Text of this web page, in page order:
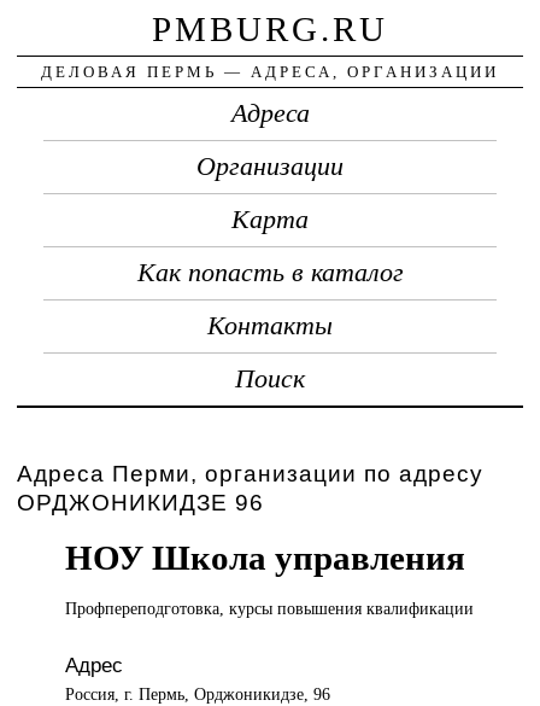
PMBURG.RU
ДЕЛОВАЯ ПЕРМЬ — АДРЕСА, ОРГАНИЗАЦИИ
Адреса
Организации
Карта
Как попасть в каталог
Контакты
Поиск
Адреса Перми, организации по адресу
ОРДЖОНИКИДЗЕ 96
НОУ Школа управления
Профпереподготовка, курсыповышения квалификации
Адрес
Россия, г. Пермь, Орджоникидзе, 96